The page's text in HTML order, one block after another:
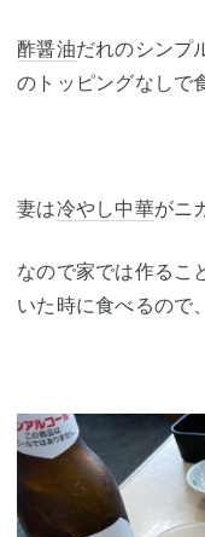
酢醤油だれのシンプ
のトッピングなしで
妻は冷やし中華がニ
なので家では作るこ
いた時に食べるので